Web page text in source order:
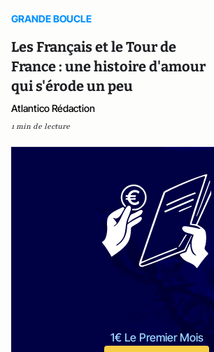
GRANDE BOUCLE
Les Français et le Tour de
France : une histoire d'amour
qui s'érode un peu
Atlantico Rédaction
1 min de lecture
1€ Le Premier Mois